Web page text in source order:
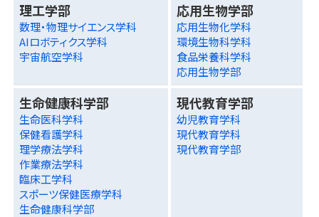
理工学部
数理・物理サイエンス学科
AIロボティクス学科
宇宙航空学科
応用生物学部
応用生物化学科
環境生物科学科
食品栄養科学科
応用生物学部
生命健康科学部
生命医科学科
保健看護学科
理学療法学科
作業療法学科
臨床工学科
スポーツ保健医療学科
生命健康科学部
現代教育学部
幼児教育学科
現代教育学科
現代教育学部